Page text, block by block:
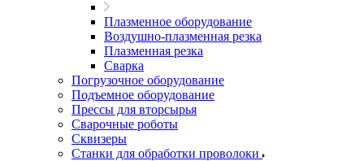
Плазменное оборудование
Воздушно-плазменная резка
Плазменная резка
Сварка
Погрузочное оборудование
Подъемное оборудование
Прессы для вторсырья
Сварочные роботы
Сквизеры
Станки для обработки проволоки